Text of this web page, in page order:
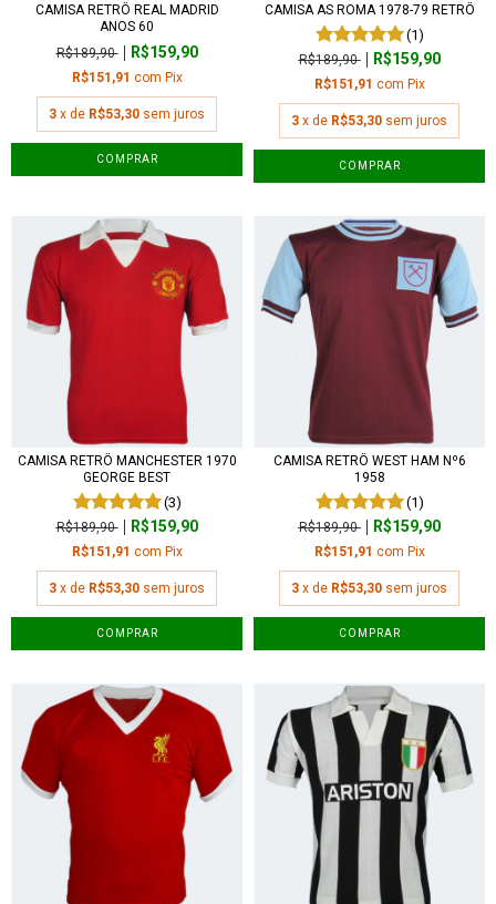
CAMISA RETRÔ REAL MADRID
ANOS 60
R$189,90
R$159,90
R$151,91 com Pix
3 x de R$53,30 sem juros
COMPRAR
CAMISA AS ROMA 1978-79 RETRÔ
(1)
R$189,90 R$159,90
R$151,91 com Pix
3 x de R$53,30 sem juros
COMPRAR
CAMISA RETRÔ MANCHESTER 1970
GEORGE BEST
(3)
R$189,90 R$159,90
R$151,91 com Pix
3 x de R$53,30 sem juros
COMPRAR
CAMISA RETRÔ WEST HAM Nº6
1958
(1)
R$189,90 R$159,90
R$151,91 com Pix
3 x de R$53,30 sem juros
COMPRAR